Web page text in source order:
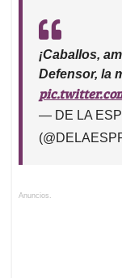
¡Caballos,
Defensor, la
— DE LA
Anuncios.